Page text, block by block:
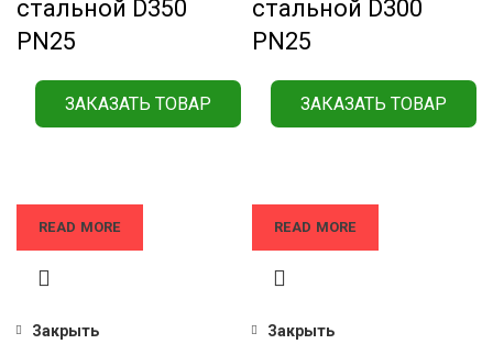
стальной D350
РN25
ЗАКАЗАТЬ ТОВАР
READ MORE
стальной D300
РN25
ЗАКАЗАТЬ ТОВАР
READ MORE
Закрыть Закрыть